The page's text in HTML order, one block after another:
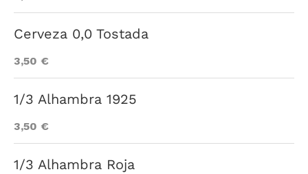
Cerveza 0,0 Tostada
3,50 €
1/3 Alhambra 1925
3,50 €
1/3 Alhambra Roja